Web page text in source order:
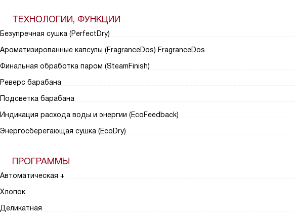
ТЕХНОЛОГИИ, ФУНКЦИИ
Безупречная сушка (PerfectDry)
Ароматизированные капсулы (FragranceDos) FragranceDos
Финальная обработка паром (SteamFinish)
Реверс барабана
Подсветка барабана
Индикация расхода воды и энергии (EcoFeedback)
Энергосберегающая сушка (EcoDry)
ПРОГРАММЫ
Автоматическая +
Хлопок
Деликатная